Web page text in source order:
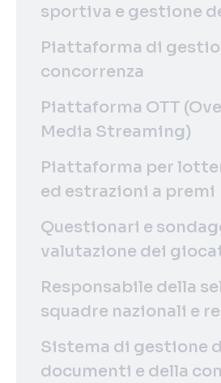
sportiva e gestione
Piattaforma di
concorrenza
Piattaforma OTT
Media Streaming)
Piattaforma per
ed estrazioni a premi
Questionari e
valutazione dei
Responsabile della
squadre nazionali e
Sistema di gestione
documenti e della